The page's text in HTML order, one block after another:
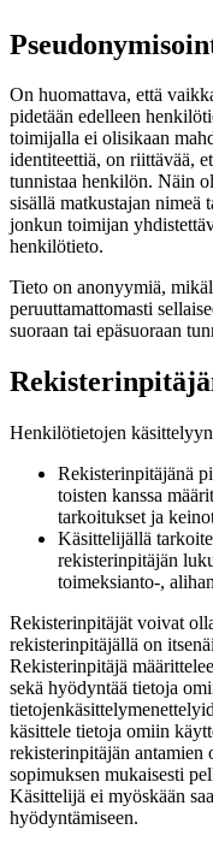
On huomattava, että
pidetään edelleen
toimijalla ei olisikaan
identiteettiä, on riittävää,
tunnistaa henkilön. Näin
sisällä matkustajan nimeä
jonkun toimijan
henkilötieto.
Tieto on anonyymiä,
peruuttamattomasti
suoraan tai epäsuoraan
Henkilötietojen
Rekisterinpitäjänä
toisten kanssa
tarkoitukset ja
Käsittelijällä
rekisterinpitäjän
toimeksianto-,
Rekisterinpitäjät voivat
rekisterinpitäjällä on
Rekisterinpitäjä
sekä hyödyntää tietoja
käsittele tietoja omiin
rekisterinpitäjän antamien
sopimuksen mukaisesti
Käsittelijä ei myöskään
hyödyntämiseen.